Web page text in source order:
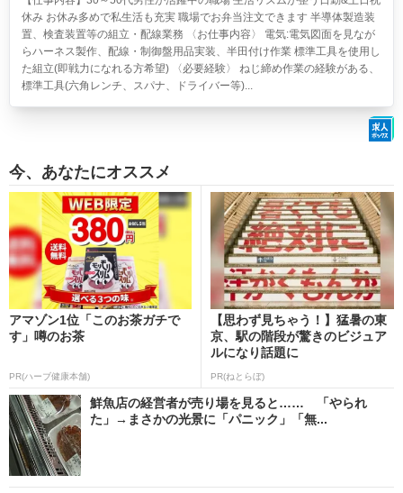
休み お休み多めで私生活も充実 職場でお弁当注文できます 半導体製造装
置、検査装置等の組立・配線業務 〈お仕事内容〉 電気:電気図面を見なが
らハーネス製作、配線・制御盤用品実装、半田付け作業 標準工具を使用し
た組立(即戦力になれる方希望) 〈必要経験〉 ねじ締め作業の経験がある、
標準工具(六角レンチ、スパナ、ドライバー等)...
今、あなたにオススメ
アマゾン1位「このお茶ガチで
す」噂のお茶
PR(ハーブ健康本舗)
【思わず見ちゃう！】猛暑の東
京、駅の階段が驚きのビジュア
ルになり話題に
PR(ねとらぼ)
鮮魚店の経営者が売り場を見ると…… 「やられ
た」→まさかの光景に「パニック」「無...